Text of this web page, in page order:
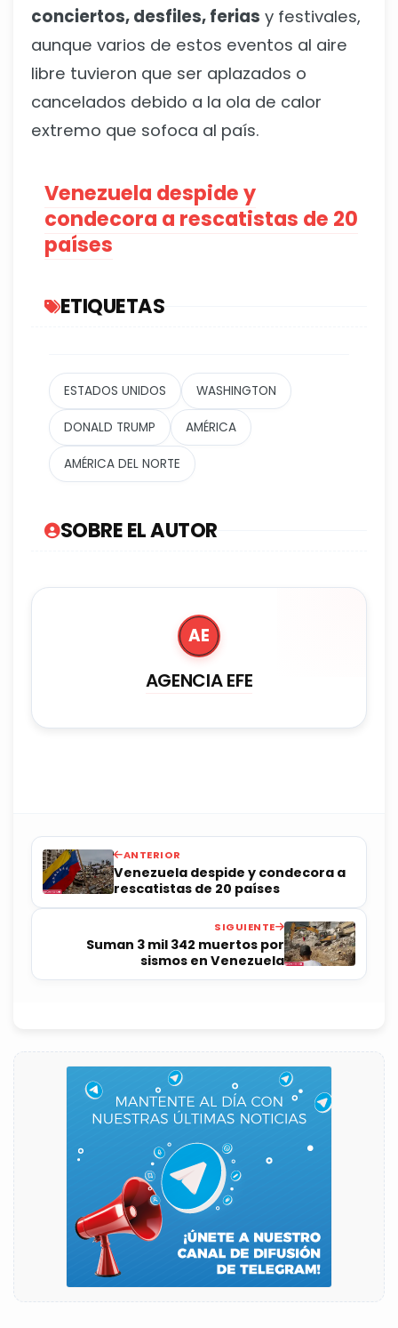
conciertos, desfiles, ferias y festivales,
aunque varios de estos eventos al aire
libre tuvieron que ser aplazados o
cancelados debido a la ola de calor
extremo que sofoca al país.
Venezuela despide y
condecora a rescatistas de 20
países
ETIQUETAS
ESTADOS UNIDOS WASHINGTON
DONALD TRUMP AMÉRICA
AMÉRICA DEL NORTE
SOBRE EL AUTOR
AE
AGENCIA EFE
ANTERIOR
Venezuela despide y condecora a
rescatistas de 20 países
SIGUIENTE
Suman 3 mil 342 muertos por
sismos en Venezuela